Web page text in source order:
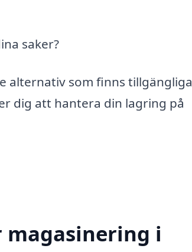
saker?
alternativ som finns tillgängliga
dig att hantera din lagring på
i